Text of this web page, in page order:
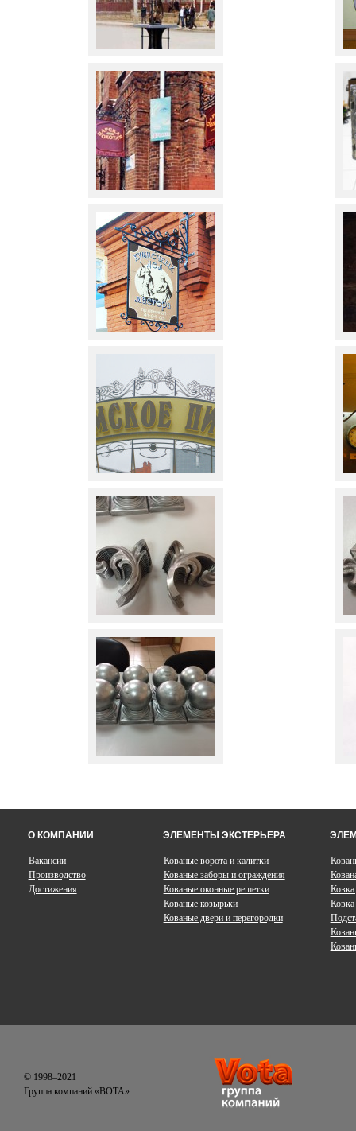
О КОМПАНИИ
Вакансии
Производство
Достижения
ЭЛЕМЕНТЫ ЭКСТЕРЬЕРА
Кованые ворота и калитки
Кованые заборы и ограждения
Кованые оконные решетки
Кованые козырьки
Кованые двери и перегородки
Ковка
© 1998–2021
Группа компаний «ВОТА»